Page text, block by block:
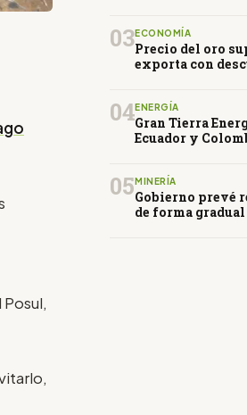
03ECONOMÍA
Precio del oro
exporta con
04ENERGÍA
Gran Tierra
Ecuador y
05 MINERÍA
Gobierno prevé
de forma